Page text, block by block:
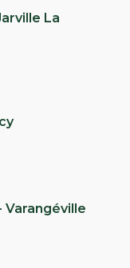
La
Varangéville